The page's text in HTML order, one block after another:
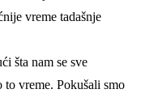
vreme tadašnje
šta nam se sve
vreme. Pokušali smo